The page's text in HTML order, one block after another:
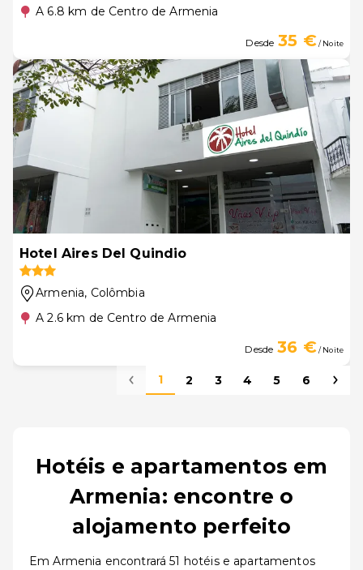
A 6.8 km de Centro de Armenia
Desde 35 €/ Noite
Hotel Aires Del Quindio
Armenia, Colômbia
A 2.6 km de Centro de Armenia
Desde 36 €/ Noite
1 2 3 4 5 6
Hotéis e apartamentos em
Armenia: encontre o
alojamento perfeito
Em Armenia encontrará 51 hotéis e apartamentos